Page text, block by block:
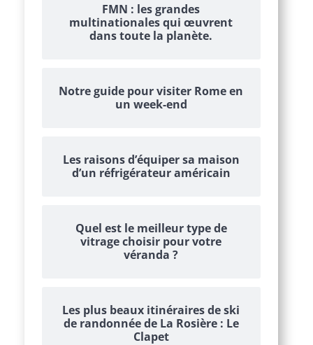
FMN : les grandes
multinationales qui œuvrent
dans toute la planète.
Notre guide pour visiter Rome en
un week-end
Les raisons d’équiper sa maison
d’un réfrigérateur américain
Quel est le meilleur type de
vitrage choisir pour votre
véranda ?
Les plus beaux itinéraires de ski
de randonnée de La Rosière : Le
Clapet